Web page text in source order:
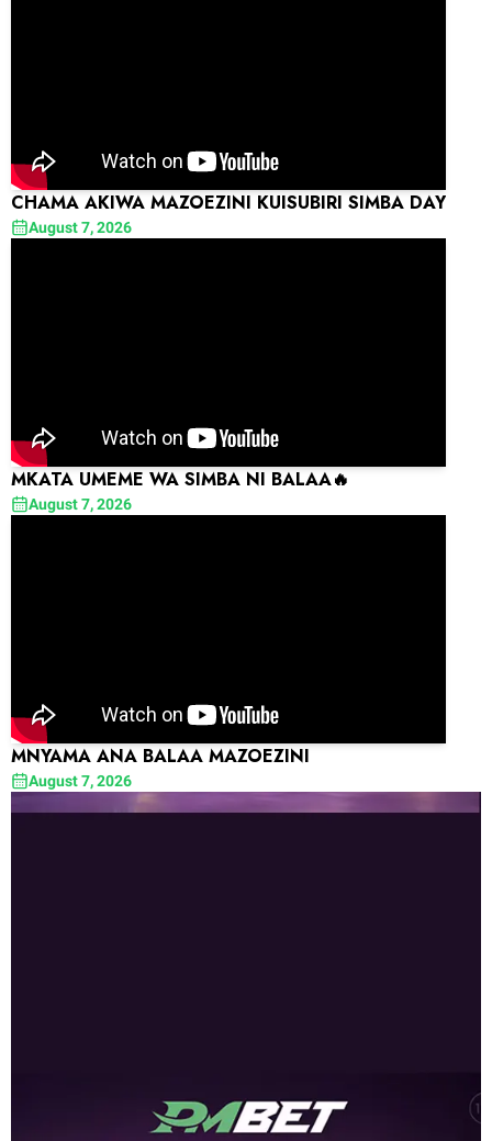
CHAMA AKIWA MAZOEZINI KUISUBIRI SIMBA DAY
August 7, 2026
MKATA UMEME WA SIMBA NI BALAA🔥
August 7, 2026
MNYAMA ANA BALAA MAZOEZINI
August 7, 2026